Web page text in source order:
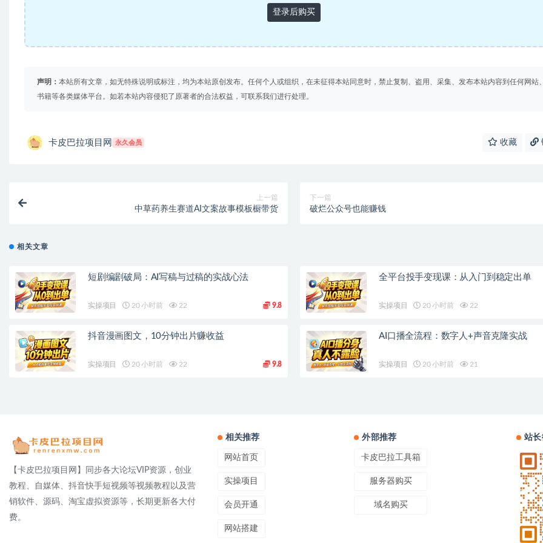
登录后购买
声明： 本站所有文章，如无特殊说明或标注，均为本站原创发布。任何个人或组织，在未征得本站同意时，禁止复制、盗用、采集、发布本站内容到任何网站
书籍等各类媒体平台。如若本站内容侵犯了原著者的合法权益，可联系我们进行处理。
卡皮巴拉项目网 永久会员 收藏
上一篇
中草药养生赛道AI文案故事模板橱带货
下一篇
破烂公众号也能赚钱
相关文章
短剧编剧破局：AI写稿与过稿的实战心法
实操项目 20 小时前 22 9.8
全平台投手变现课：从入门到稳定出单
实操项目 20 小时前 22
抖音漫画图文，10分钟出片赚收益
实操项目 20 小时前 22 9.8
AI口播全流程：数字人+声音克隆实战
实操项目 20 小时前 21
【卡皮巴拉项目网】同步各大论坛VIP资源，创业
教程、自媒体、抖音快手短视频等视频教程以及营
销软件、源码、淘宝虚拟资源等，长期更新各大付
费。
相关推荐
网站首页
实操项目
会员开通
网站搭建
外部推荐
卡皮巴拉工具箱
服务器购买
域名购买
站